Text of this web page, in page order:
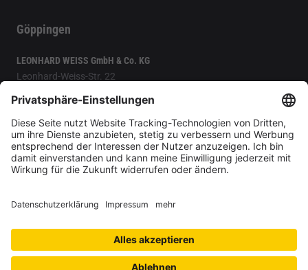
Göppingen
LEONHARD WEISS GmbH & Co. KG
Leonhard-Weiss-Str. 22
+49 7161 602-0
bau-de(at)leonhard-weiss.com
Datenschutz-Einstellungen
Datenschutz